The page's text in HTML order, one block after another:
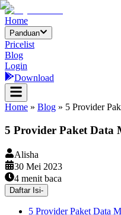
Home
Panduan
Pricelist
Blog
Login
Download
Home » Blog » 5 Provider
5 Provider Paket Data
Alisha
30 Mei 2023
4 menit baca
Daftar Isi-
5 Provider Paket Data